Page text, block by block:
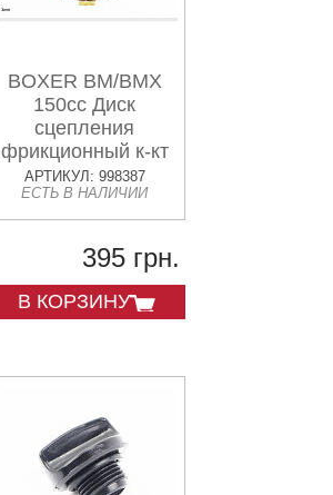
BOXER BM/BMX
150cc Диск
сцепления
фрикционный к-кт
5шт "36PF0009"
АРТИКУЛ: 998387
ЕСТЬ В НАЛИЧИИ
395 грн.
В КОРЗИНУ